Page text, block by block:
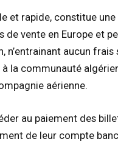
et rapide, constitue
de vente en Europe et
n’entrainant aucun
la communauté
aérienne.
au paiement des
de leur compte